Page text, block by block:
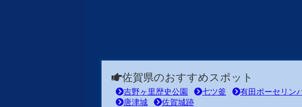
佐賀県のおすすめスポット
吉野ヶ里歴史公園 七ツ釜 有田ポーセリン
唐津城
佐賀城跡